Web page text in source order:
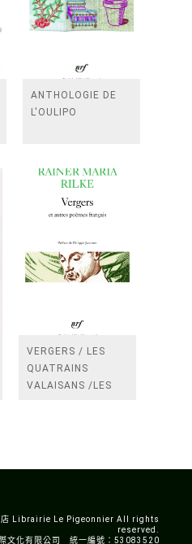
ANTHOLOGIE DE
L'OULIPO
VERGERS / LES
QUATRAINS
VALAISANS /LES
店 Librairie Le Pigeonnier All rights
reserved.
文化有限公司 統一編號：53083520